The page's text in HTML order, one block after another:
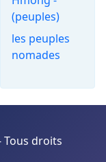
(peuples)
les peuples
nomades
Tous droits